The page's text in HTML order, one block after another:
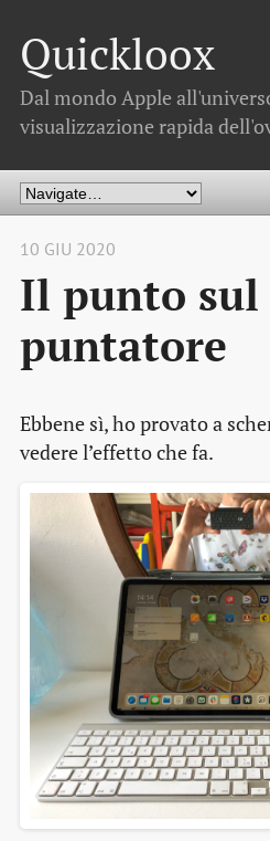
Quickloox
Dal mondo Apple
visualizzazione rapida
10 GIU 2020
Il punto sul
puntatore
Ebbene sì, ho provato a
vedere l’effetto che fa.